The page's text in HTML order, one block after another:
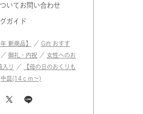
いてお問い合わせ
ガイド
新商品】 ／ Gift おすす
／ 御礼・内祝 ／ 女性へのお
入り ／
【母の日のおくりも
中皿(14ｃｍ〜)